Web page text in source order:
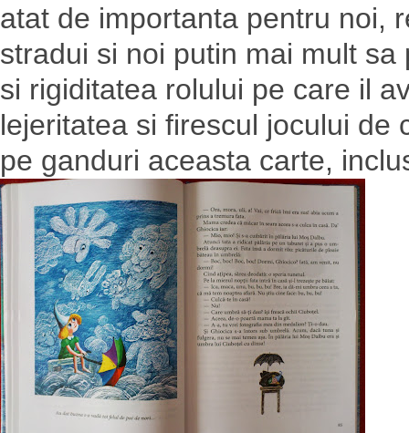
atat de importanta pentru noi,
stradui si noi putin mai mult
si rigiditatea rolului pe care il
lejeritatea si firescul jocului de
pe ganduri aceasta carte,